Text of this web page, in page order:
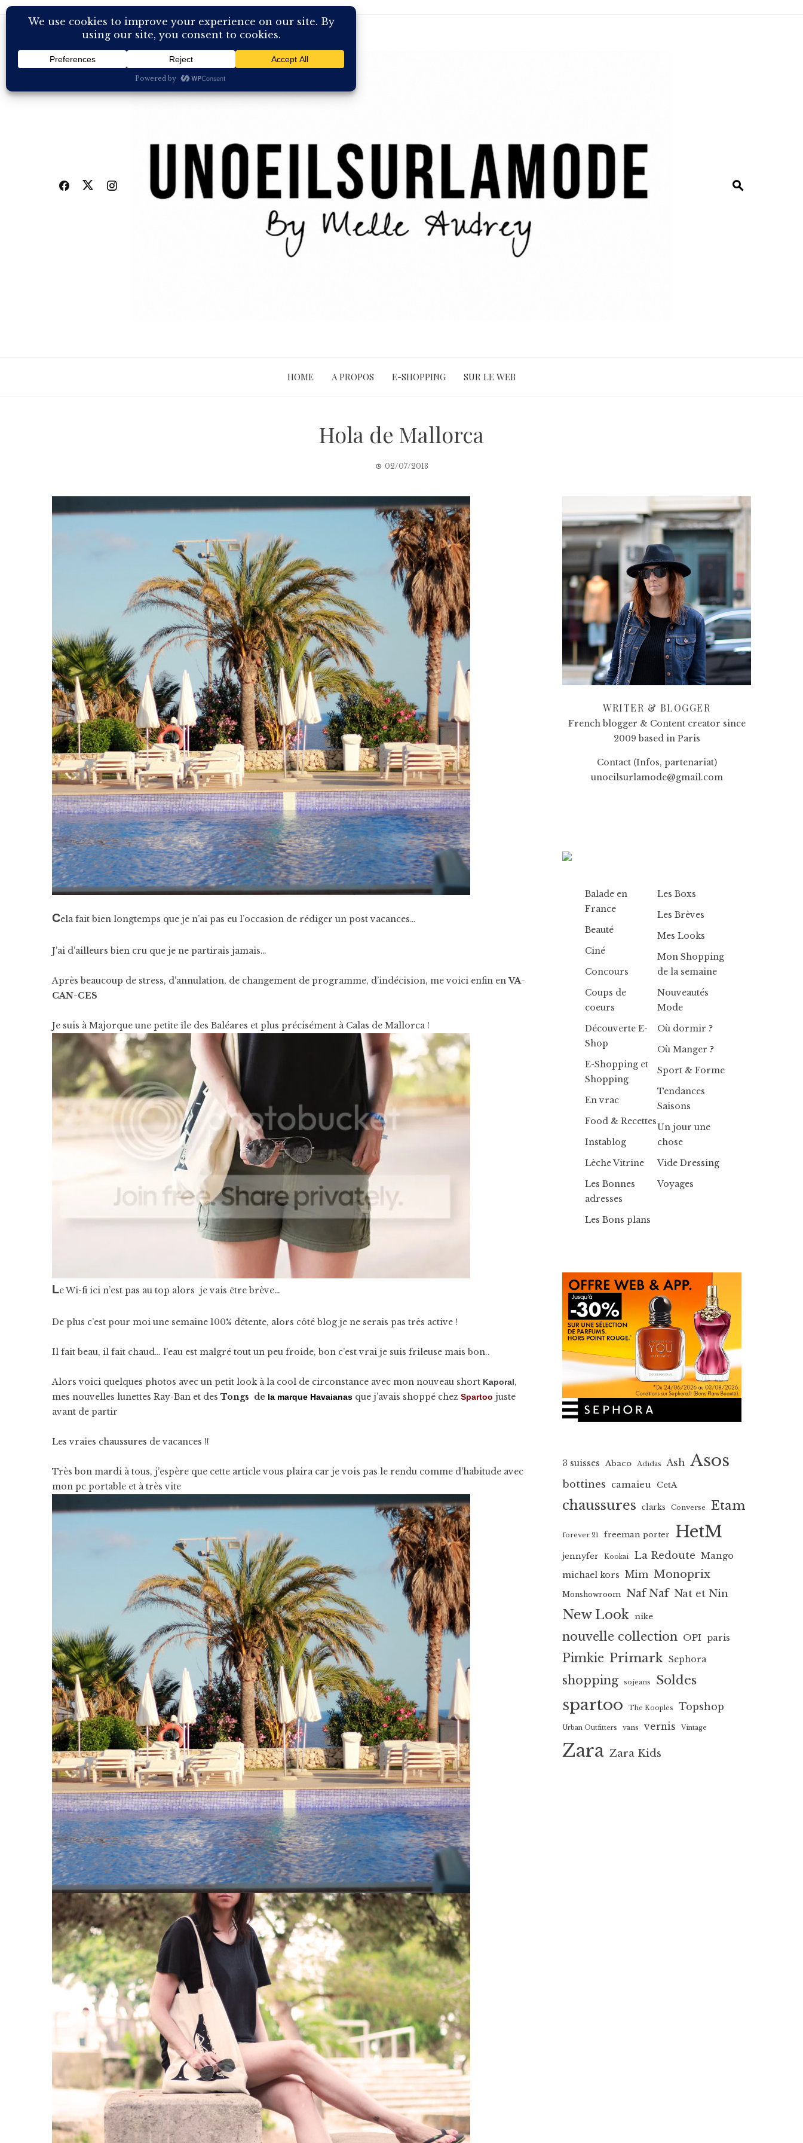
Skip
HOME A PROPOS E-SHOPPING SUR LE WEB
Hola de Mallorca
02/07/2013
Cela fait bien longtemps que je n’ai pas eu l’occasion de rédiger un post vacances…
J’ai d’ailleurs bien cru que je ne partirais jamais…
Après beaucoup de stress, d’annulation, de changement de programme, d’indécision, me voici enfin enVA-
CAN-CES
Je suis à Majorque une petite île des Baléares et plus précisément à Calas de Mallorca !
Le Wi-fi ici n’est pas au top alors je vais être brève…
De plus c’est pour moi une semaine 100% détente, alors côté blog je ne serais pas très active !
Il fait beau, il fait chaud… l’eau est malgré tout un peu froide, bon c’est vrai je suis frileuse mais bon..
Alors voici quelques photos avec un petit look à la cool de circonstance avec mon nouveau short Kaporal,
mes nouvelles lunettes Ray-Ban et des Tongs de la marque Havaianas que j’avais shoppé chez Spartoo juste
avant de partir
Les vraies chaussures de vacances !!
Très bon mardi à tous, j’espère que cette article vous plaira car je vois pas le rendu comme d’habitude avec
mon pc portable et à très vite
WRITER & BLOGGER
French blogger & Content creator since
2009 based in Paris
Contact (Infos, partenariat)
unoeilsurlamode@gmail.com
Balade en
France
Beauté
Ciné
Concours
Coups de
coeurs
Découverte E-
Shop
E-Shopping et
Shopping
En vrac
Food & Recettes
Instablog
Lèche Vitrine
Les Bonnes
adresses
Les Bons plans
Les Boxs
Les Brèves
Mes Looks
Mon Shopping
de la semaine
Nouveautés
Mode
Où dormir ?
Où Manger ?
Sport & Forme
Tendances
Saisons
Un jour une
chose
Vide Dressing
Voyages
3 suisses Abaco Adidas Ash Asos
bottines camaieu CetA
chaussures clarks Converse Etam
forever 21 freeman porter HetM
jennyfer Kookai La Redoute Mango
michael kors Mim Monoprix
Monshowroom Naf Naf Nat et Nin
New Look nike
nouvelle collection OPI paris
Pimkie Primark Sephora
shopping sojeans Soldes
spartoo The Kooples Topshop
Urban Outfitters vans vernis Vintage
Zara Zara Kids